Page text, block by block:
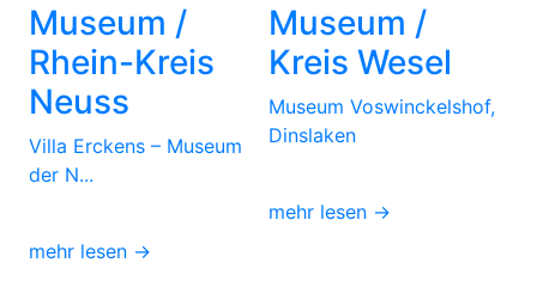
Museum /
Rhein-Kreis
Neuss
Villa Erckens – Museum
der N...
mehr lesen →
Museum /
Kreis Wesel
Museum Voswinckelshof,
Dinslaken
mehr lesen →